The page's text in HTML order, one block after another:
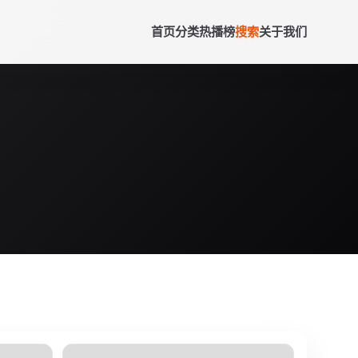
首页分类热播榜搜索关于我们